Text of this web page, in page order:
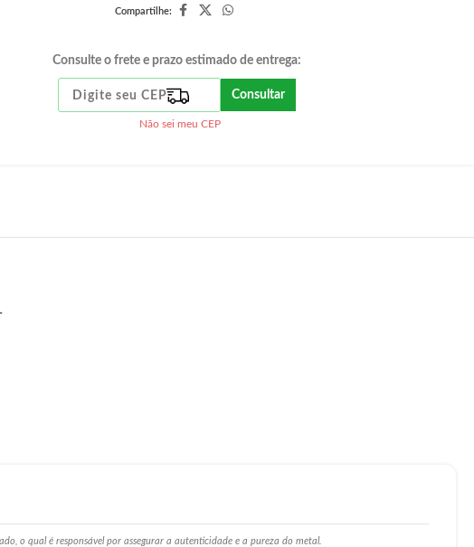
Compartilhe:
Consulte o frete e prazo estimado de entrega:
Consultar
Não sei meu CEP
o qual é responsável por assegurar a autenticidade e a pureza do metal.